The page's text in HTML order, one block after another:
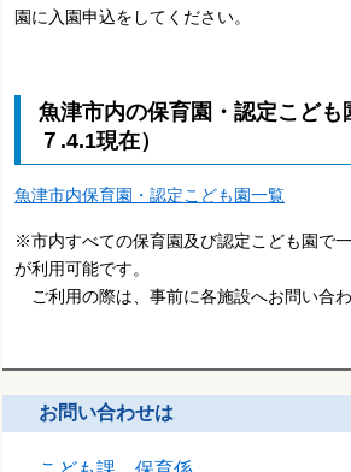
園に入園申込をしてください。
魚津市内の保育園・認定こども
７.4.1現在）
魚津市内保育園・認定こども園一覧
※市内すべての保育園及び認定こども園で
が利用可能です。
ご利用の際は、事前に各施設へお問い合わ
お問い合わせは